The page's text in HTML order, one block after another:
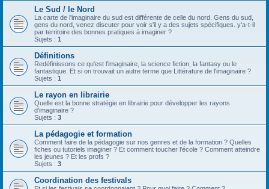
Le Sud / le Nord
La carte de l'imaginaire du sud est différente de celle du nord. Gens du sud,
gens du nord, venez discuter pour voir s'il y a des sujets spécifiques. y'a-t-il
par territoire des bonnes pratiques à imaginer ?
Sujets : 1
Définitions
Redéfinissons ce qu'est l'imaginaire, la science fiction, la fantasy ou le
fantastique. Et si on trouvait un autre terme que Littérature de l'imaginaire ?
Sujets : 1
Le rayon en librairie
Quelle est la bonne stratégie en librairie pour développer les rayons
d'imaginaire ?
Sujets : 3
La pédagogie et formation
Comment faire de la pédagogie sur nos genres et de la formation ? Quelles
fiches ou tutoriels imaginer ? Et comment toucher l'école ? Comment atteindre
les jeunes ? Et les profs ?
Sujets : 3
Coordination des festivals